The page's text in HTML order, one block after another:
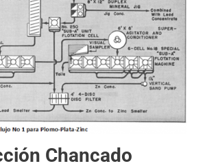
Chancado